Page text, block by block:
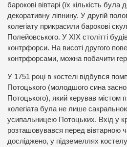
барокові вівтарі (їх кількість
декоративну ліпнину. У другій
колегіату прикрасили барокові
Полейовського. У XIX столітті
контрфорси. На висоті другого
контрфорсами, можна побачити
У 1751 році в костелі відбувся
Потоцького (молодшого сина
Потоцького), який керував містом
колегіата була не лише
усипальницею Потоцьких. Вхід у
розташовувався перед вівтарною
досліджено, у підземеллях